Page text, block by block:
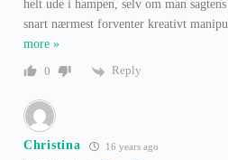
helt ude i hampen, selv om man
snart nærmest forventer kreativt
more »
0
Reply
Christina 16 years ago